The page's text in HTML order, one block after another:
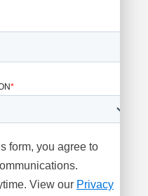
*
form, you agree to
View our Privacy